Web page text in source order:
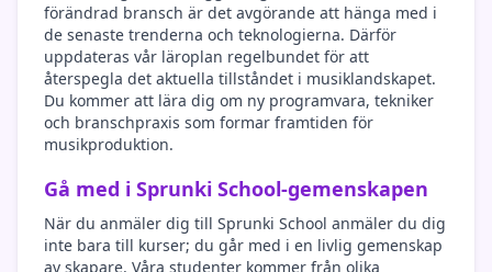
förändrad bransch är det avgörande att hänga med i
de senaste trenderna och teknologierna. Därför
uppdateras vår läroplan regelbundet för att
återspegla det aktuella tillståndet i musiklandskapet.
Du kommer att lära dig om ny programvara, tekniker
och branschpraxis som formar framtiden för
musikproduktion.
Gå med i Sprunki School-gemenskapen
När du anmäler dig till Sprunki School anmäler du dig
inte bara till kurser; du går med i en livlig gemenskap
av skapare. Våra studenter kommer från olika